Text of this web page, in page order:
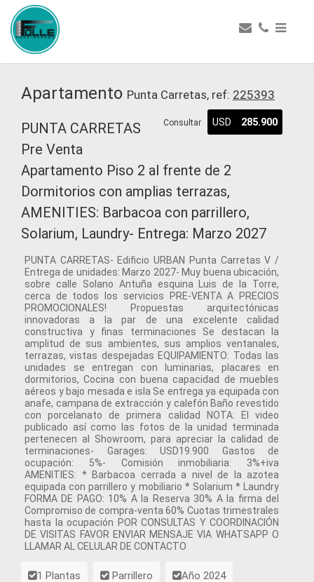
Apartamento Punta Carretas, ref: 225393
Consultar USD 285.900
PUNTA CARRETAS
Pre Venta
Apartamento Piso 2 al frente de 2
Dormitorios con amplias terrazas,
AMENITIES: Barbacoa con parrillero,
Solarium, Laundry- Entrega: Marzo 2027
PUNTA CARRETAS- Edificio URBAN Punta Carretas V /
Entrega de unidades: Marzo 2027- Muy buena ubicación,
sobre calle Solano Antuña esquina Luis de la Torre,
cerca de todos los servicios PRE-VENTA A PRECIOS
PROMOCIONALES! Propuestas arquitectónicas
innovadoras a la par de una excelente calidad
constructiva y finas terminaciones Se destacan la
amplitud de sus ambientes, sus amplios ventanales,
terrazas, vistas despejadas EQUIPAMIENTO: Todas las
unidades se entregan con luminarias, placares en
dormitorios, Cocina con buena capacidad de muebles
aéreos y bajo mesada e isla Se entrega ya equipada con
anafe, campana de extracción y calefón Baño revestido
con porcelanato de primera calidad NOTA: El video
publicado así como las fotos de la unidad terminada
pertenecen al Showroom, para apreciar la calidad de
terminaciones- Garages: USD19.900 Gastos de
ocupación: 5%- Comisión inmobiliaria: 3%+iva
AMENITIES: * Barbacoa cerrada a nivel de la azotea
equipada con parrillero y mobiliario * Solarium * Laundry
FORMA DE PAGO: 10% A la Reserva 30% A la firma del
Compromiso de compra-venta 60% Cuotas trimestrales
hasta la ocupación POR CONSULTAS Y COORDINACIÓN
DE VISITAS FAVOR ENVIAR MENSAJE VIA WHATSAPP O
LLAMAR AL CELULAR DE CONTACTO
1 Plantas Parrillero Año 2024